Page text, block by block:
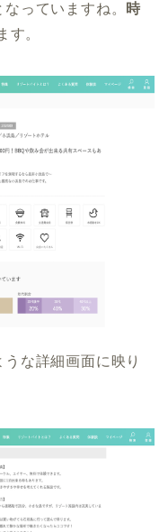
っていますね。 時
す。
な詳細画面に映り